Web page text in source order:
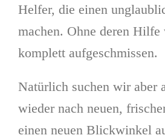
Helfer, die einen
machen. Ohne deren
komplett aufgeschmissen.
Natürlich suchen wir aber
wieder nach neuen,
einen neuen Blickwinkel